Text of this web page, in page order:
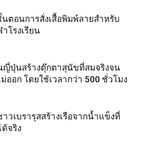
ตอนการสั่งเสื้อพิมพ์ลายสำหรับ
โรงเรียน
ญี่ปุ่นสร้างตุ๊กตาสุนัขที่สมจริงจน
ออก โดยใช้เวลากว่า 500 ชั่วโมง
วเบรารุสสร้างเรือจากน้ำแข็งที่
จริง